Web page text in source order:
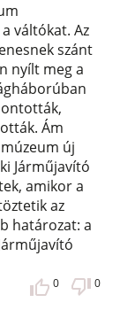
váltókat. Az
szánt
nyílt meg a
Ám
új
Járműjavító
amikor a
az
határozat: a
0 0